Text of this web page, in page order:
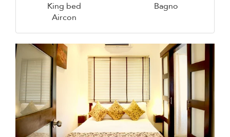
King bed
Bagno
Aircon